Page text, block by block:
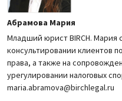
Абрамова Мария
Младший юрист BIRCH. Мария
консультировании клиентов
права, а также на
урегулировании налоговых
maria.abramova@birchlegal.ru